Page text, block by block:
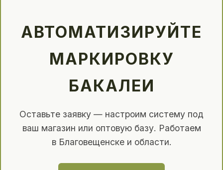
АВТОМАТИЗИРУЙТЕ
МАРКИРОВКУ
БАКАЛЕИ
Оставьте заявку — настроим систему под
ваш магазин или оптовую базу. Работаем
в Благовещенске и области.